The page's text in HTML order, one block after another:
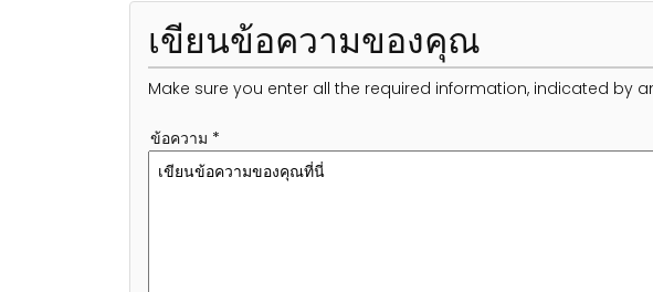
เขียนข้อความของคุณ
Make sure you enter all the required information, indicated by
ข้อความ *